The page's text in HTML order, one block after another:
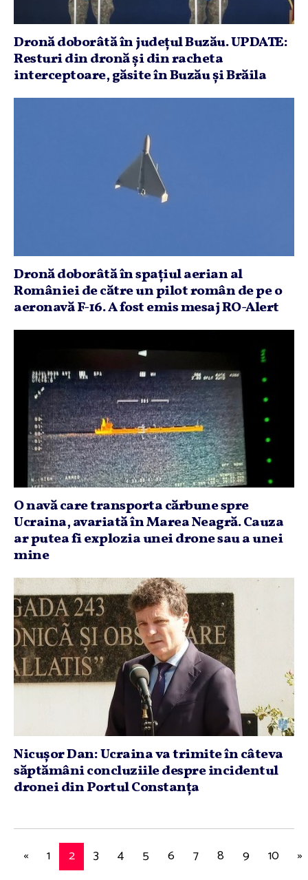
Dronă doborâtă în judeţul Buzău. UPDATE:
Resturi din dronă şi din racheta
interceptoare, găsite în Buzău şi Brăila
Dronă doborâtă în spaţiul aerian al
României de către un pilot român de pe o
aeronavă F-16. A fost emis mesaj RO-Alert
O navă care transporta cărbune spre
Ucraina, avariată în Marea Neagră. Cauza
ar putea fi explozia unei drone sau a unei
mine
Nicuşor Dan: Ucraina va trimite în câteva
săptămâni concluziile despre incidentul
dronei din Portul Constanţa
« 1 2 3 4 5 6 7 8 9 10 »